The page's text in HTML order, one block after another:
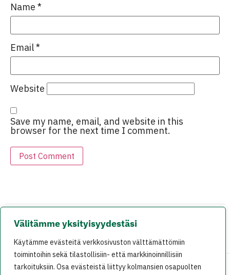
Välitämme yksityisyydestäsi
Käytämme evästeitä verkkosivuston välttämättömiin
toimintoihin sekä tilastollisiin- että markkinoinnillisiin
tarkoituksiin. Osa evästeistä liittyy kolmansien osapuolten
Name *
Email*
Website
Save my name, email, and website in this
browser for the next time I comment.
ranneliike.net: Onnellinen loppu translaille MikÃ¤ Dohan ilmastokokous?